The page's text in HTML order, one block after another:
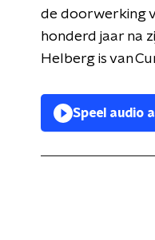
de doorwerking
honderd jaar na
Helberg is van
Speel audio